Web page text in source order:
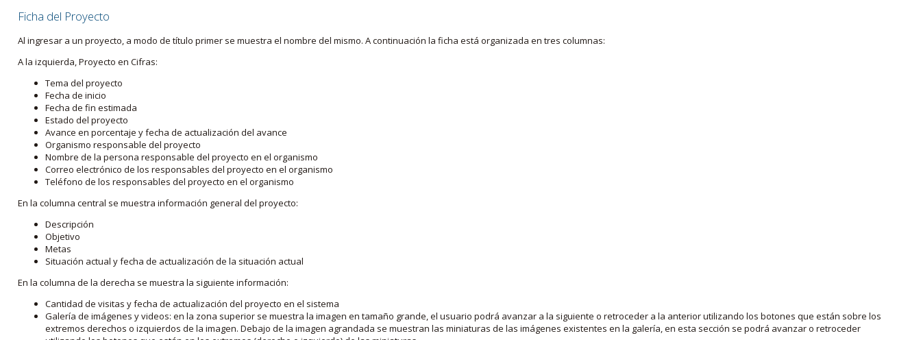
Ficha del Proyecto
Al ingresar a un proyecto, a modo de título primer se muestra el nombre del mismo. A continuación la ficha está organizada en tres columnas:
A la izquierda, Proyecto en Cifras:
Tema del proyecto
Fecha de inicio
Fecha de fin estimada
Estado del proyecto
Avance en porcentaje y fecha de actualización del avance
Organismo responsable del proyecto
Nombre de la persona responsable del proyecto en el organismo
Correo electrónico de los responsables del proyecto en el organismo
Teléfono de los responsables del proyecto en el organismo
En la columna central se muestra información general del proyecto:
Descripción
Objetivo
Metas
Situación actual y fecha de actualización de la situación actual
En la columna de la derecha se muestra la siguiente información:
Cantidad de visitas y fecha de actualización del proyecto en el sistema
Galería de imágenes y videos: en la zona superior se muestra la imagen en tamaño grande, el usuario podrá avanzar a la siguiente o retroceder a la anterior utilizando los botones que están sobre los
extremos derechos o izquierdos de la imagen. Debajo de la imagen agrandada se muestran las miniaturas de las imágenes existentes en la galería, en esta sección se podrá avanzar o retroceder